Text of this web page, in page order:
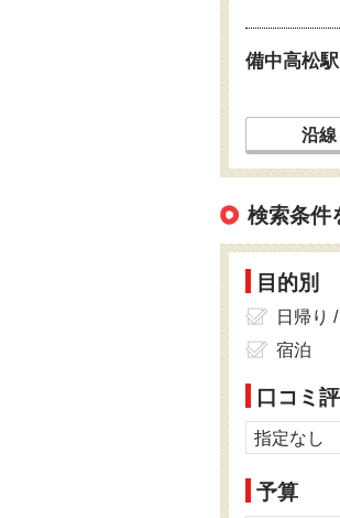
備中高松駅
沿
検索条件
目的別
日帰り
宿泊
口コミ
指定なし
予算